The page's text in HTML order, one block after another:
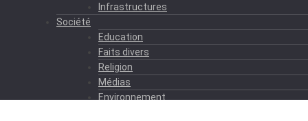
Infrastructures
Société
Education
Faits divers
Religion
Médias
Environnement